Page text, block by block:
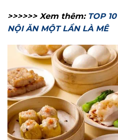
>>>>>> Xem thêm:TOP 10
NỘI ĂN MỘT LẦN LÀ MÊ